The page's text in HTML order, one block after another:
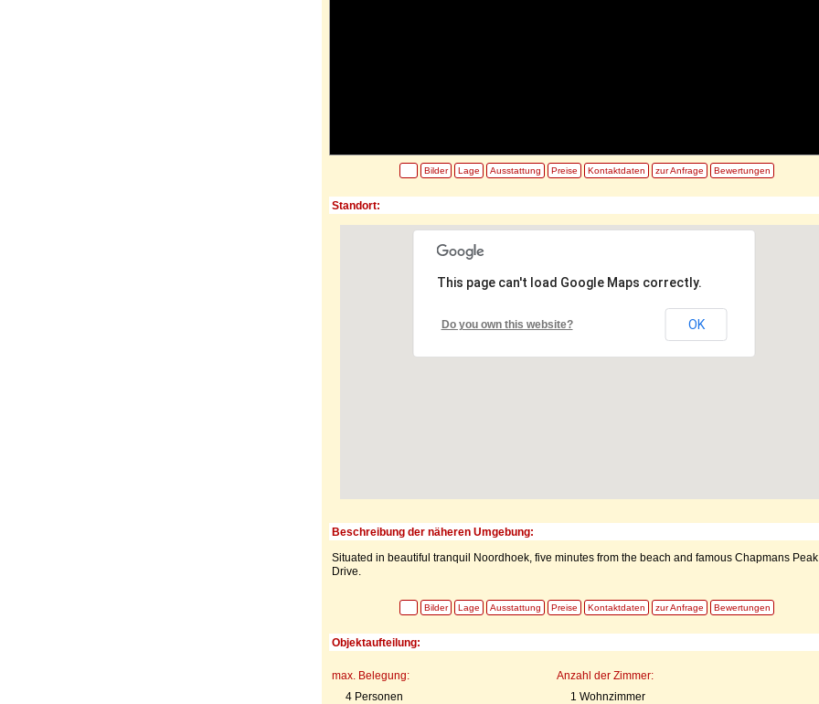
Bilder Lage Ausstattung Preise Kontaktdaten zur Anfrage Bewertungen
Standort:
This page can't load Google Maps correctly.
Do you own this website? OK
Beschreibung der näheren Umgebung:
Situated in beautiful tranquil Noordhoek, five minutes from the beach and famous Chapmans Peak
Drive.
Bilder Lage Ausstattung Preise Kontaktdaten zur Anfrage Bewertungen
Objektaufteilung:
max. Belegung:
4 Personen
Anzahl der Zimmer:
1 Wohnzimmer